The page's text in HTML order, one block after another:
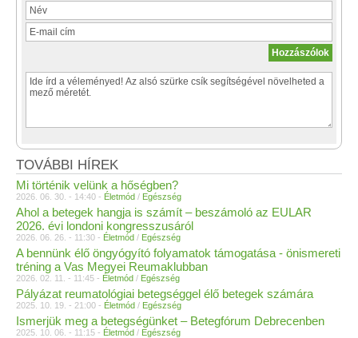
TOVÁBBI HÍREK
Mi történik velünk a hőségben?
2026. 06. 30. - 14:40 - Életmód / Egészség
Ahol a betegek hangja is számít – beszámoló az EULAR
2026. évi londoni kongresszusáról
2026. 06. 26. - 11:30 - Életmód / Egészség
A bennünk élő öngyógyító folyamatok támogatása - önismereti
tréning a Vas Megyei Reumaklubban
2026. 02. 11. - 11:45 - Életmód / Egészség
Pályázat reumatológiai betegséggel élő betegek számára
2025. 10. 19. - 21:00 - Életmód / Egészség
Ismerjük meg a betegségünket – Betegfórum Debrecenben
2025. 10. 06. - 11:15 - Életmód / Egészség